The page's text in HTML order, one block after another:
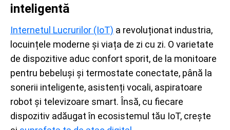
inteligentă
Internetul Lucrurilor (IoT) a revoluționat industria,
locuințele moderne și viața de zi cu zi. O varietate
de dispozitive aduc confort sporit, de la monitoare
pentru bebeluși și termostate conectate, până la
sonerii inteligente, asistenți vocali, aspiratoare
robot și televizoare smart. Însă, cu fiecare
dispozitiv adăugat în ecosistemul tău IoT, crește